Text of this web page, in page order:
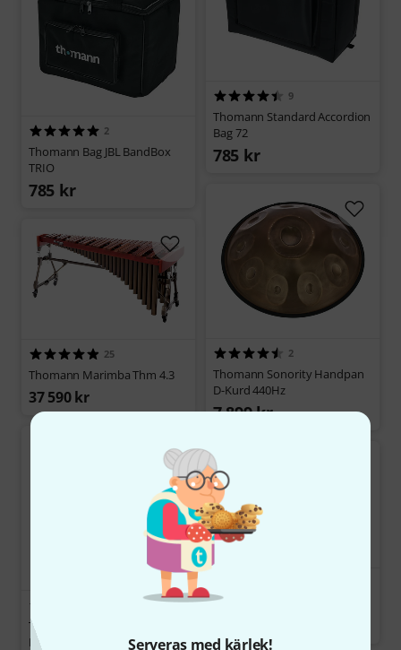
Serveras med kärlek!
2
Thomann Bag JBL BandBox
TRIO
785 kr
9
Thomann Standard Accordion
Bag 72
785 kr
25
Thomann Marimba Thm 4.3
37 590 kr
2
Thomann Sonority Handpan
D-Kurd 440Hz
7 899 kr
Thomann Tibetan Zen Singing
Bowl 1700g
Cortex Mini